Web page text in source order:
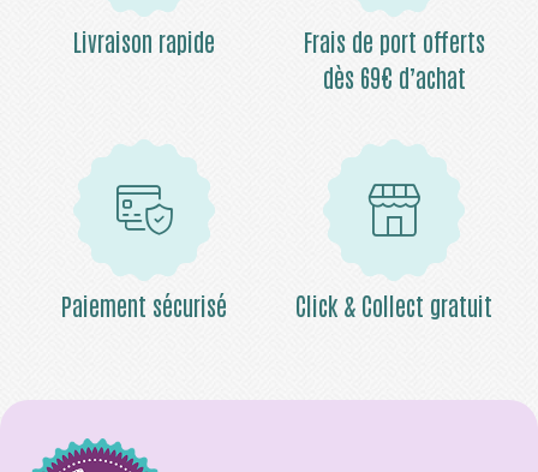
Livraison rapide
Frais de port offerts
dès 69€ d’achat
Paiement sécurisé Click & Collect gratuit